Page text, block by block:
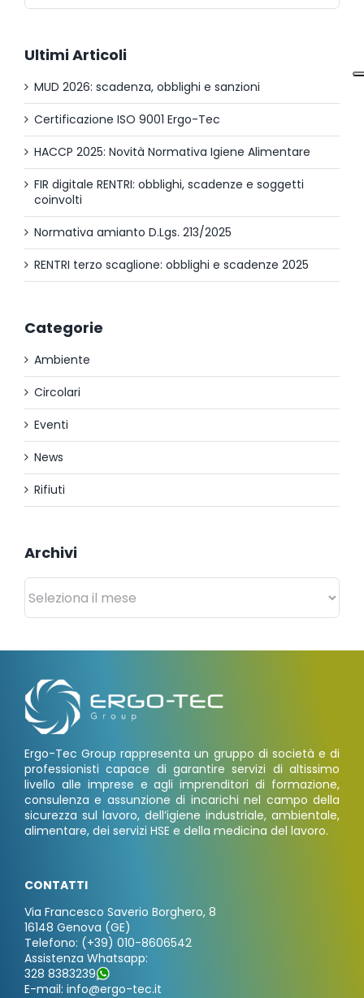
Ultimi Articoli
MUD 2026: scadenza, obblighi e sanzioni
Certificazione ISO 9001 Ergo-Tec
HACCP 2025: Novità Normativa Igiene Alimentare
FIR digitale RENTRI: obblighi, scadenze e soggetti
coinvolti
Normativa amianto D.Lgs. 213/2025
RENTRI terzo scaglione: obblighi e scadenze 2025
Categorie
Ambiente
Circolari
Eventi
News
Rifiuti
Archivi
Archivi
Ergo-Tec Group rappresenta un gruppo di società e di
professionisti capace di garantire servizi di altissimo
livello alle imprese e agli imprenditori di formazione,
consulenza e assunzione di incarichi nel campo della
sicurezza sul lavoro, dell’igiene industriale, ambientale,
alimentare, dei servizi HSE e della medicina del lavoro.
CONTATTI
Via Francesco Saverio Borghero, 8
16148 Genova (GE)
Telefono: (+39) 010-8606542
Assistenza Whatsapp:
328 8383239
E-mail: info@ergo-tec.it